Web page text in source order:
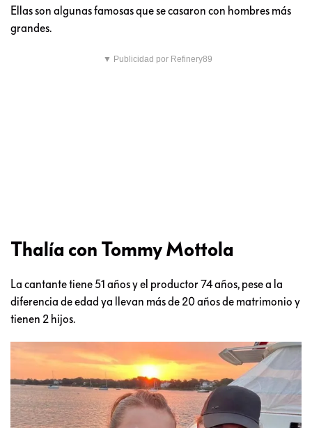
Ellas son algunas famosas que se casaron con hombres más
grandes.
▼ Publicidad por Refinery89
Thalía con Tommy Mottola
La cantante tiene 51 años y el productor 74 años, pese a la
diferencia de edad ya llevan más de 20 años de matrimonio y
tienen 2 hijos.